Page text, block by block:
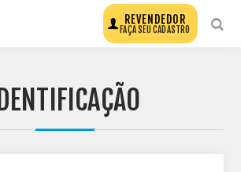
REVENDEDOR
FAÇA SEU CADASTRO
IDENTIFICAÇÃO